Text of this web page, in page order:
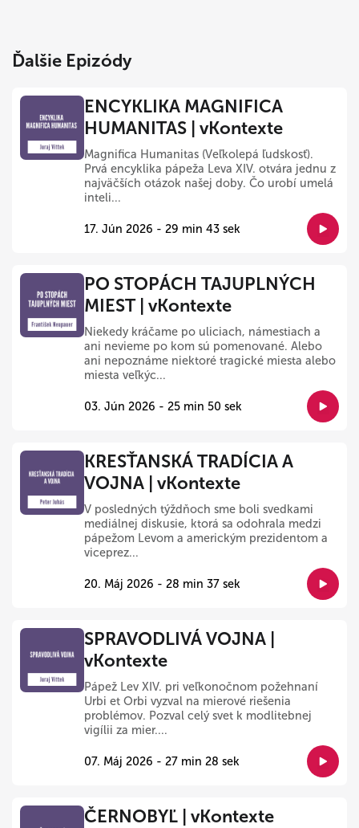
Ďalšie Epizódy
ENCYKLIKA MAGNIFICA
HUMANITAS | vKontexte
Magnifica Humanitas (Veľkolepá ľudskosť).
Prvá encyklika pápeža Leva XIV. otvára jednu z
najväčších otázok našej doby. Čo urobí umelá
inteli...
17. Jún 2026 - 29 min 43 sek
PO STOPÁCH TAJUPLNÝCH
MIEST | vKontexte
Niekedy kráčame po uliciach, námestiach a
ani nevieme po kom sú pomenované. Alebo
ani nepoznáme niektoré tragické miesta alebo
miesta veľkýc...
03. Jún 2026 - 25 min 50 sek
KRESŤANSKÁ TRADÍCIA A
VOJNA | vKontexte
V posledných týždňoch sme boli svedkami
mediálnej diskusie, ktorá sa odohrala medzi
pápežom Levom a americkým prezidentom a
viceprez...
20. Máj 2026 - 28 min 37 sek
SPRAVODLIVÁ VOJNA |
vKontexte
Pápež Lev XIV. pri veľkonočnom požehnaní
Urbi et Orbi vyzval na mierové riešenia
problémov. Pozval celý svet k modlitebnej
vigílii za mier....
07. Máj 2026 - 27 min 28 sek
ČERNOBYĽ | vKontexte